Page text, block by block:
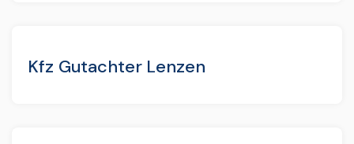
Kfz Gutachter Lenzen